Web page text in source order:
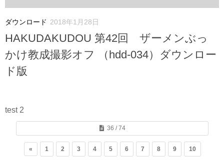
ダウンロード 2018年1月28日
HAKUDAKUDOU 第42回 ザーメンぶっ
かけ教成撮影オフ （hdd-034）ダウンロー
ド版
test 2
36 / 74
« 1 2 3 4 5 6 7 8 9 10